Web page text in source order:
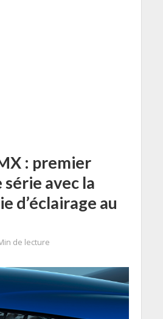
: premier
avec la
d’éclairage au
de lecture